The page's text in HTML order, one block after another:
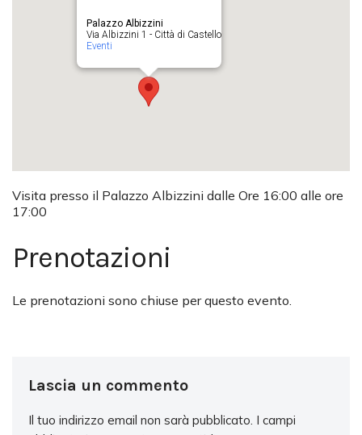
Palazzo Albizzini
Via Albizzini 1 - Città di Castello
Eventi
Visita presso il Palazzo Albizzini dalle Ore 16:00 alle ore
17:00
Prenotazioni
Le prenotazioni sono chiuse per questo evento.
Lascia un commento
Il tuo indirizzo email non sarà pubblicato. I campi